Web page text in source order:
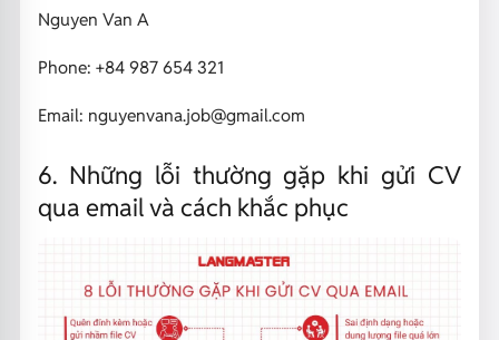
Nguyen Van A
Phone: +84 987 654 321
Email: nguyenvana.job@gmail.com
6. Những lỗi thường gặp khi gửi CV
qua email và cách khắc phục